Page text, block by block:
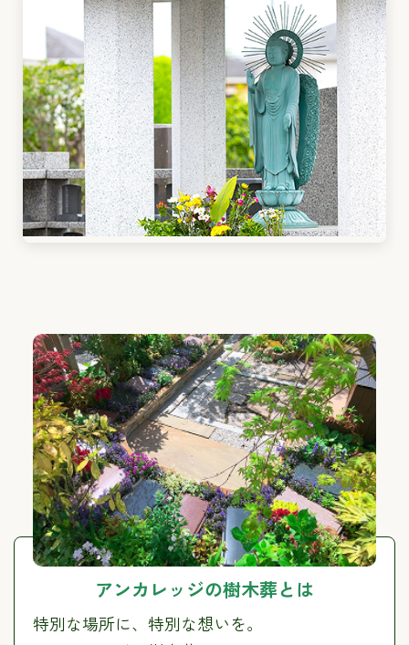
アンカレッジの樹木葬とは
特別な場所に、特別な想いを。